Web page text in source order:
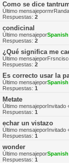
Como se dice
Último mensajepor
Respuestas: 2
condicinal
Último mensajepor
Respuestas: 2
¿Qué significa me
Último mensajepor
Respuestas: 2
Es correcto usar la
Último mensajepor
Respuestas: 1
Metate
Último mensajeporInvitado
Respuestas: 1
echar un vistazo
Último mensajeporInvitado
Respuestas: 1
wonder
Último mensajepor
Respuestas: 1